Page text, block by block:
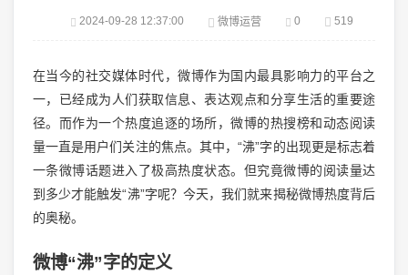
2024-09-28 12:37:00 微博运营 0 519
在当今的社交媒体时代，微博作为国内最具影响力的平台之
一，已经成为人们获取信息、表达观点和分享生活的重要途
径。而作为一个热度追逐的场所，微博的热搜榜和动态阅读
量一直是用户们关注的焦点。其中，“沸”字的出现更是标志着
一条微博话题进入了极高热度状态。但究竟微博的阅读量达
到多少才能触发“沸”字呢？今天，我们就来揭秘微博热度背后
的奥秘。
微博“沸”字的定义